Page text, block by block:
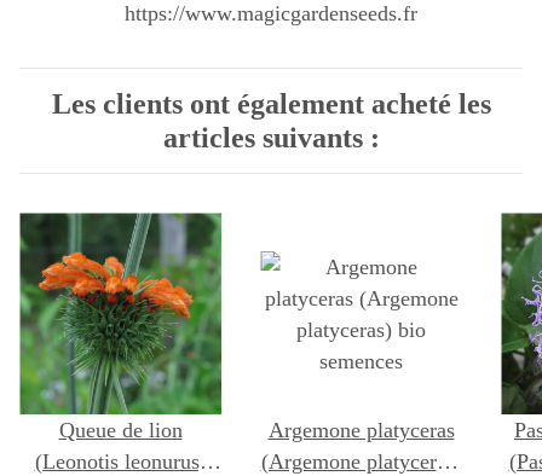
https://www.magicgardenseeds.fr
Les clients ont également acheté les
articles suivants :
Queue de lion
(Leonotis leonurus)
Argemone platyceras
(Argemone platyceras)